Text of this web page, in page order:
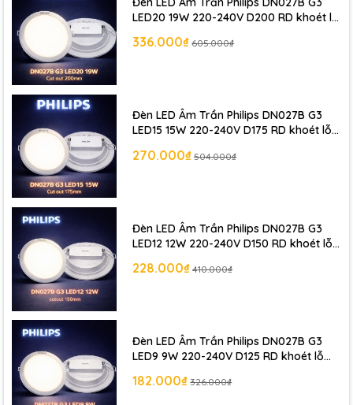
Dùng tai lò xo cố định đèn vào lỗ khoét.
Kiểm tra hoạt động sau khi cấp điện.
Vì sao nên chọn Philips DL262 EC RD 100
6W?
✔ Thương hiệu chiếu sáng số 1 thế giới – Philips
✔ Chất lượng ánh sáng cao, ổn định
✔ Giá thành hợp lý, tiết kiệm điện
✔ Bảo hành chính hãng, dịch vụ uy tín
📞 Liên hệ ngay để được tư vấn miễn phí
và nhận nhiều ưu đãi.
🔎 Khám phá thêm các dòng sản phẩm
LED20 19W 220-240V D200 RD khoét lỗ
336.000₫ 605.000₫
Đèn LED Âm Trần Philips DN027B G3
LED15 15W 220-240V D175 RD khoét lỗ
270.000₫ 504.000₫
Đèn LED Âm Trần Philips DN027B G3
LED12 12W 220-240V D150 RD khoét lỗ
228.000₫ 410.000₫
Đèn LED Âm Trần Philips DN027B G3
LED9 9W 220-240V D125 RD khoét lỗ
182.000₫ 326.000₫